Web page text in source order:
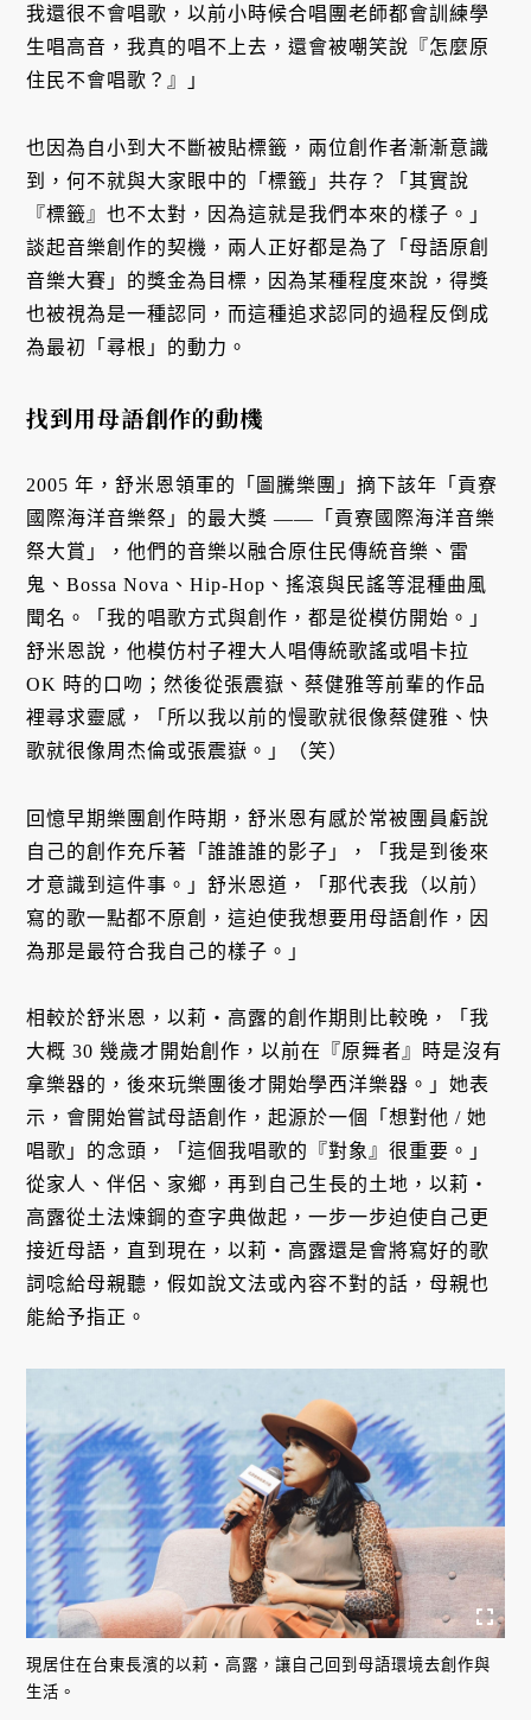
我還很不會唱歌，以前小時候合唱團老師都會訓練學
生唱高音，我真的唱不上去，還會被嘲笑說『怎麼原
住民不會唱歌？』」
也因為自小到大不斷被貼標籤，兩位創作者漸漸意識
到，何不就與大家眼中的「標籤」共存？「其實說
『標籤』也不太對，因為這就是我們本來的樣子。」
談起音樂創作的契機，兩人正好都是為了「母語原創
音樂大賽」的獎金為目標，因為某種程度來說，得獎
也被視為是一種認同，而這種追求認同的過程反倒成
為最初「尋根」的動力。
找到用母語創作的動機
2005 年，舒米恩領軍的「圖騰樂團」摘下該年「貢寮
國際海洋音樂祭」的最大獎 ——「貢寮國際海洋音樂
祭大賞」，他們的音樂以融合原住民傳統音樂、雷
鬼、Bossa Nova、Hip-Hop、搖滾與民謠等混種曲風
聞名。「我的唱歌方式與創作，都是從模仿開始。」
舒米恩說，他模仿村子裡大人唱傳統歌謠或唱卡拉
OK 時的口吻；然後從張震嶽、蔡健雅等前輩的作品
裡尋求靈感，「所以我以前的慢歌就很像蔡健雅、快
歌就很像周杰倫或張震嶽。」（笑）
回憶早期樂團創作時期，舒米恩有感於常被團員虧說
自己的創作充斥著「誰誰誰的影子」，「我是到後來
才意識到這件事。」舒米恩道，「那代表我（以前）
寫的歌一點都不原創，這迫使我想要用母語創作，因
為那是最符合我自己的樣子。」
相較於舒米恩，以莉・高露的創作期則比較晚，「我
大概 30 幾歲才開始創作，以前在『原舞者』時是沒有
拿樂器的，後來玩樂團後才開始學西洋樂器。」她表
示，會開始嘗試母語創作，起源於一個「想對他 / 她
唱歌」的念頭，「這個我唱歌的『對象』很重要。」
從家人、伴侶、家鄉，再到自己生長的土地，以莉・
高露從土法煉鋼的查字典做起，一步一步迫使自己更
接近母語，直到現在，以莉・高露還是會將寫好的歌
詞唸給母親聽，假如說文法或內容不對的話，母親也
能給予指正。
現居住在台東長濱的以莉・高露，讓自己回到母語環境去創作與
生活。